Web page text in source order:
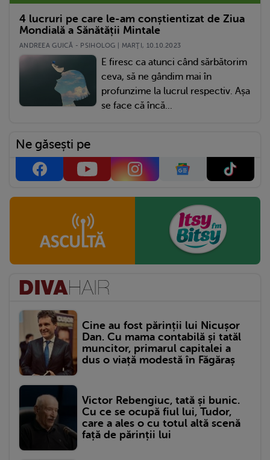
4 lucruri pe care le-am conștientizat de Ziua
Mondială a Sănătății Mintale
ANDREEA GUICĂ - PSIHOLOG | MARŢI, 10.10.2023
E firesc ca atunci când sărbătorim
ceva, să ne gândim mai în
profunzime la lucrul respectiv. Așa
se face că încă...
Ne găsești pe
Cine au fost părinții lui Nicușor
Dan. Cu mama contabilă și tatăl
muncitor, primarul capitalei a
dus o viață modestă în Făgăraș
Victor Rebengiuc, tată și bunic.
Cu ce se ocupă fiul lui, Tudor,
care a ales o cu totul altă scenă
față de părinții lui